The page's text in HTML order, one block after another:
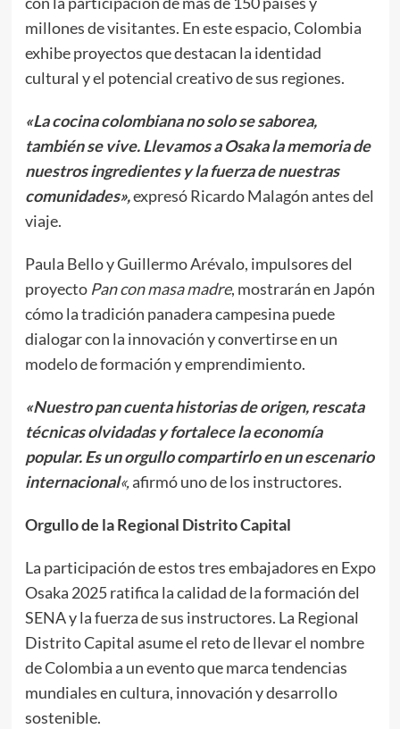
millones de visitantes. En este espacio, Colombia
exhibe proyectos que destacan la identidad
cultural y el potencial creativo de sus regiones.
«La cocina colombiana no solo se saborea,
también se vive. Llevamos a Osaka la memoria de
nuestros ingredientes y la fuerza de nuestras
comunidades»,expresó Ricardo Malagón antes del
viaje.
Paula Bello y Guillermo Arévalo, impulsores del
proyecto Pan con masa madre, mostrarán en Japón
cómo la tradición panadera campesina puede
dialogar con la innovación y convertirse en un
modelo de formación y emprendimiento.
«Nuestro pan cuenta historias de origen, rescata
técnicas olvidadas y fortalece la economía
popular. Es un orgullo compartirlo en un escenario
internacional«,afirmó uno de los instructores.
Orgullo de la Regional Distrito Capital
La participación de estos tres embajadores en Expo
Osaka 2025 ratifica la calidad de la formación del
SENA y la fuerza de sus instructores. La Regional
Distrito Capital asume el reto de llevar el nombre
de Colombia a un evento que marca tendencias
mundiales en cultura, innovación y desarrollo
sostenible.